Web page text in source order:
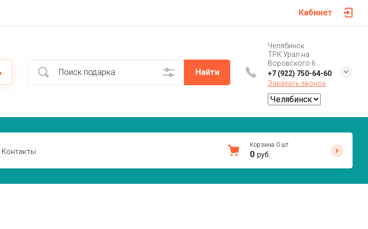
Кабинет
Найти
Челябинск
ТРК Урал на
Воровского 6
+7 (922) 750-64-60
Заказать звонок
Контакты
Корзина 0 шт.
0 руб.